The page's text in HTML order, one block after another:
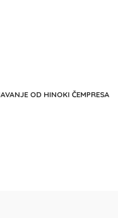
OD HINOKI ČEMPRESA